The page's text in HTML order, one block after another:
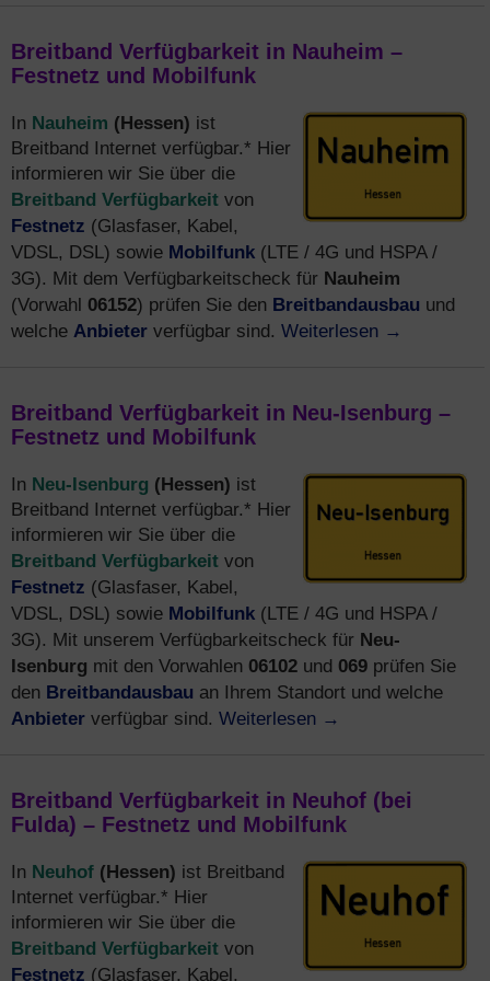
Breitband Verfügbarkeit in Nauheim –
Festnetz und Mobilfunk
In Nauheim (Hessen) ist
Breitband Internet verfügbar.* Hier
informieren wir Sie über die
Breitband Verfügbarkeit von
Festnetz (Glasfaser, Kabel,
VDSL, DSL) sowie Mobilfunk (LTE / 4G und HSPA /
3G). Mit dem Verfügbarkeitscheck für Nauheim
(Vorwahl 06152) prüfen Sie den Breitbandausbau und
welche Anbieter verfügbar sind. Weiterlesen →
Breitband Verfügbarkeit in Neu-Isenburg –
Festnetz und Mobilfunk
In Neu-Isenburg (Hessen) ist
Breitband Internet verfügbar.* Hier
informieren wir Sie über die
Breitband Verfügbarkeit von
Festnetz (Glasfaser, Kabel,
VDSL, DSL) sowie Mobilfunk (LTE / 4G und HSPA /
3G). Mit unserem Verfügbarkeitscheck für Neu-
Isenburg mit den Vorwahlen 06102 und 069 prüfen Sie
den Breitbandausbau an Ihrem Standort und welche
Anbieter verfügbar sind. Weiterlesen →
Breitband Verfügbarkeit in Neuhof (bei
Fulda) – Festnetz und Mobilfunk
In Neuhof (Hessen) ist Breitband
Internet verfügbar.* Hier
informieren wir Sie über die
Breitband Verfügbarkeit von
Festnetz (Glasfaser, Kabel,